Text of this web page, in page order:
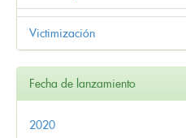
Victimización
Fecha de lanzamiento
2020